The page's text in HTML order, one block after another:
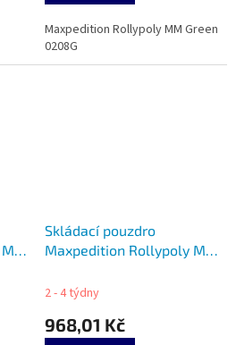
Maxpedition Rollypoly MM Green
0208G
Skládací pouzdro
Maxpedition Rollypoly MM
2 - 4 týdny
968,01 Kč